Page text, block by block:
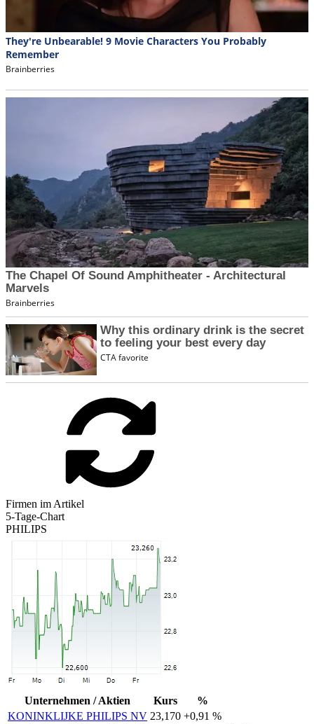
Firmen im Artikel
5-Tage-Chart
PHILIPS
Unternehmen / Aktien Kurs
%
KONINKLIJKE PHILIPS NV 23,170 +0,91 %